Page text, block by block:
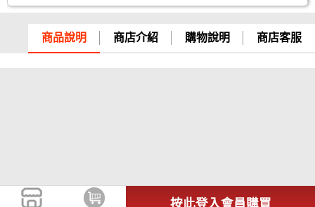
商品說明 商店介紹 購物說明 商店客服
按此登入會員購買
彰化銀行、上海銀行、富邦銀行、國泰世華、
台灣企銀、台中銀行、匯豐銀行、華泰銀行、
臺灣新光銀行、陽信銀行、聯邦銀行、遠東商